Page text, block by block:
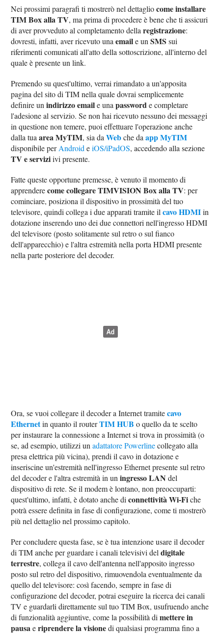
Nei prossimi paragrafi ti mostrerò nel dettagliocome installare
TIM Box alla TV, ma prima di procedere è bene che ti assicuri
di aver provveduto al completamento dellaregistrazione:
dovresti, infatti, aver ricevuto unaemaile unSMS sui
riferimenti comunicati all'atto della sottoscrizione, all'interno del
quale è presente un link.
Premendo su quest'ultimo, verrai rimandato a un'apposita
pagina del sito di TIM nella quale dovrai semplicemente
definire unindirizzo emaile unapassworde completare
l'adesione al servizio. Se non hai ricevuto nessuno dei messaggi
in questione non temere, puoi effettuare l'operazione anche
dalla tuaarea MyTIM, sia daWebche daapp MyTIM
disponibile perAndroid eiOS/iPadOS, accedendo alla sezione
TV e serviziivi presente.
Fatte queste opportune premesse, è venuto il momento di
apprenderecome collegare TIMVISION Box alla TV: per
cominciare, posiziona il dispositivo in prossimità del tuo
televisore, quindi collega i due apparati tramite ilcavo HDMIin
dotazione inserendo uno dei due connettori nell'ingresso HDMI
del televisore (posto solitamente sul retro o sul fianco
dell'apparecchio) e l'altra estremità nella porta HDMI presente
nella parte posteriore del decoder.
Ora, se vuoi collegare il decoder a Internet tramitecavo
Ethernetin quanto il routerTIM HUB o quello da te scelto
per instaurare la connessione a Internet si trova in prossimità (o
se, ad esempio, utilizzi unadattatore Powerlinecollegato alla
presa elettrica più vicina), prendi il cavo in dotazione e
inseriscine un'estremità nell'ingresso Ethernet presente sul retro
del decoder e l'altra estremità in uningresso LAN del
dispositivo di rete. Se il modem è lontano, non preoccuparti:
quest'ultimo, infatti, è dotato anche diconnettività Wi-Fiche
potrà essere definita in fase di configurazione, come ti mostrerò
più nel dettaglio nel prossimo capitolo.
Per concludere questa fase, se è tua intenzione usare il decoder
di TIM anche per guardare i canali televisivi deldigitale
terrestre, collega il cavo dell'antenna nell'apposito ingresso
posto sul retro del dispositivo, rimuovendola eventualmente da
quello del televisore: così facendo, sempre in fase di
configurazione del decoder, potrai eseguire la ricerca dei canali
TV e guardarli direttamente sul tuo TIM Box, usufruendo anche
di funzionalità aggiuntive, come la possibilità dimettere in
pausaeriprendere la visionedi qualsiasi programma fino a